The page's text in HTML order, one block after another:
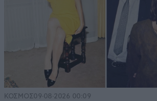
ΚΟΣΜΟΣ09·08·2026 00:09